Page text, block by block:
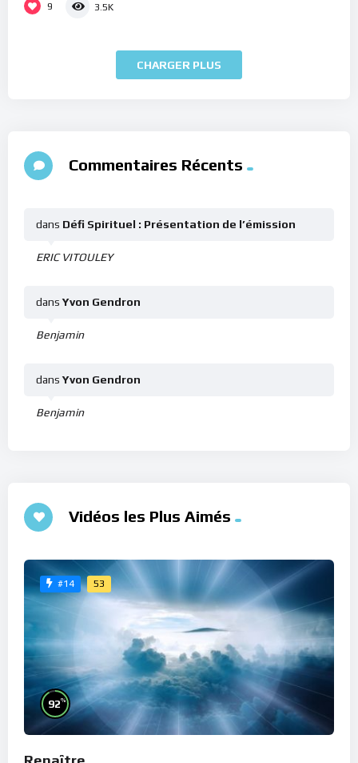
9 3.5K
CHARGER PLUS
Commentaires Récents
ERIC VITOULEY
dans Défi Spirituel : Présentation de l’émission
Benjamin
dans Yvon Gendron
Benjamin
dans Yvon Gendron
Vidéos les Plus Aimés
#14 53
92%